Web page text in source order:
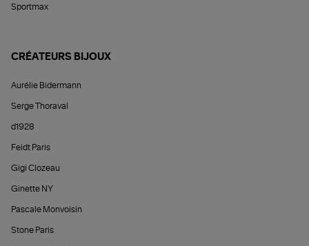
Sportmax
CRÉATEURS BIJOUX
Aurélie Bidermann
Serge Thoraval
d1928
Feidt Paris
Gigi Clozeau
Ginette NY
Pascale Monvoisin
Stone Paris